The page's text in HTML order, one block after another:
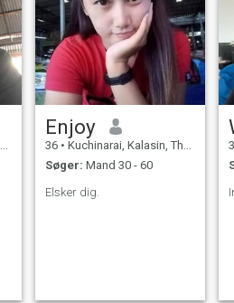
Enjoy
36 • Kuchinarai, Kalasin, Thailand
Søger: Mand 30 - 60
Elsker dig.